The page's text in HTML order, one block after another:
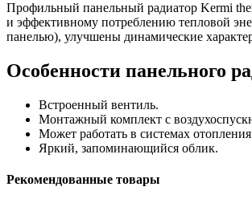
Профильный панельный радиатор Kermi
и эффективному потреблению тепловой
панелью), улучшены динамические
Особенности панельного
Встроенный вентиль.
Монтажный комплект с
Может работать в системах
Яркий, запоминающийся облик.
Рекомендованные товары